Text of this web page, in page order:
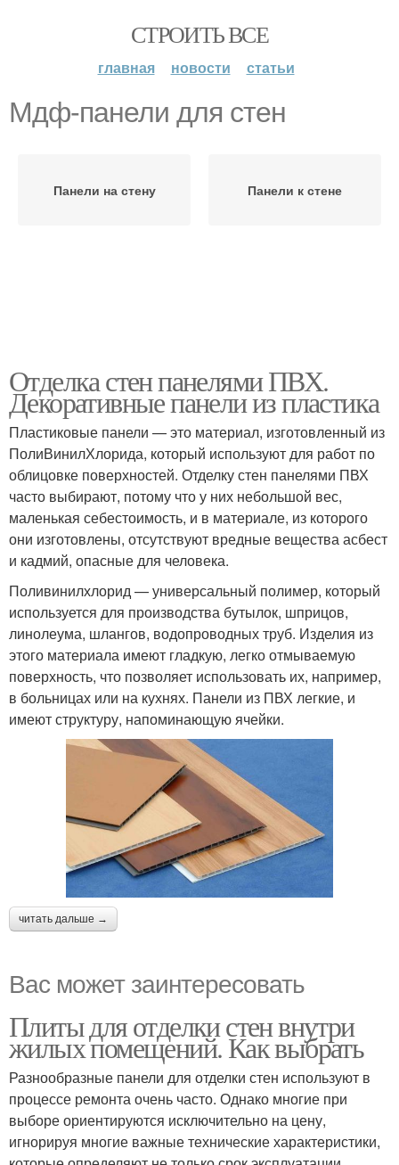
СТРОИТЬ ВСЕ
главная новости статьи
Мдф-панели для стен
Панели на стену Панели к стене
Отделка стен панелями ПВХ.
Декоративные панели из пластика
Пластиковые панели — это материал, изготовленный из
ПолиВинилХлорида, который используют для работ по
облицовке поверхностей. Отделку стен панелями ПВХ
часто выбирают, потому что у них небольшой вес,
маленькая себестоимость, и в материале, из которого
они изготовлены, отсутствуют вредные вещества асбест
и кадмий, опасные для человека.
Поливинилхлорид — универсальный полимер, который
используется для производства бутылок, шприцов,
линолеума, шлангов, водопроводных труб. Изделия из
этого материала имеют гладкую, легко отмываемую
поверхность, что позволяет использовать их, например,
в больницах или на кухнях. Панели из ПВХ легкие, и
имеют структуру, напоминающую ячейки.
читать дальше →
Вас может заинтересовать
Плиты для отделки стен внутри
жилых помещений. Как выбрать
Разнообразные панели для отделки стен используют в
процессе ремонта очень часто. Однако многие при
выборе ориентируются исключительно на цену,
игнорируя многие важные технические характеристики,